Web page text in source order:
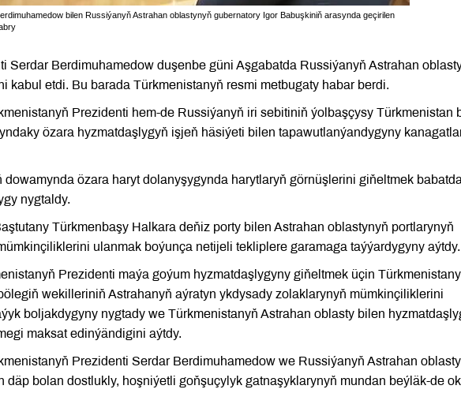
bilen Russiýanyň Astrahan oblastynyň gubernatory Igor Babuşkiniň arasynda geçirilen
Serdar Berdimuhamedow duşenbe güni Aşgabatda Russiýanyň Astrahan
kabul etdi. Bu barada Türkmenistanyň resmi metbugaty habar berdi.
Prezidenti hem-de Russiýanyň iri sebitiniň ýolbaşçysy Türkmenistan
özara hyzmatdaşlygyň işjeň häsiýeti bilen tapawutlanýandygyny
özara haryt dolanyşygynda harytlaryň görnüşlerini giňeltmek babatda
nygtaldy.
Türkmenbaşy Halkara deňiz porty bilen Astrahan oblastynyň portlarynyň
ulanmak boýunça netijeli tekliplere garamaga taýýardygyny aýtdy.
Prezidenti maýa goýum hyzmatdaşlygyny giňeltmek üçin
wekilleriniň Astrahanyň aýratyn ykdysady zolaklarynyň mümkinçiliklerini
boljakdygyny nygtady we Türkmenistanyň Astrahan oblasty bilen
maksat edinýändigini aýtdy.
Prezidenti Serdar Berdimuhamedow we Russiýanyň Astrahan
däp bolan dostlukly, hoşniýetli goňşuçylyk gatnaşyklarynyň mundan beýläk-de